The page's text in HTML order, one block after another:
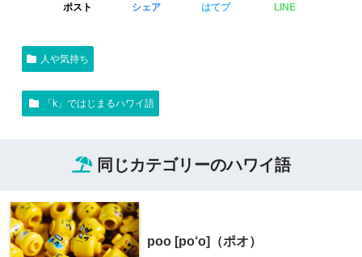
ポスト シェア はてブ LINE
人や気持ち
「k」ではじまるハワイ語
同じカテゴリーのハワイ語
poo [po‘o]（ポオ）